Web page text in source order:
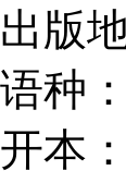
出版
语种
开本